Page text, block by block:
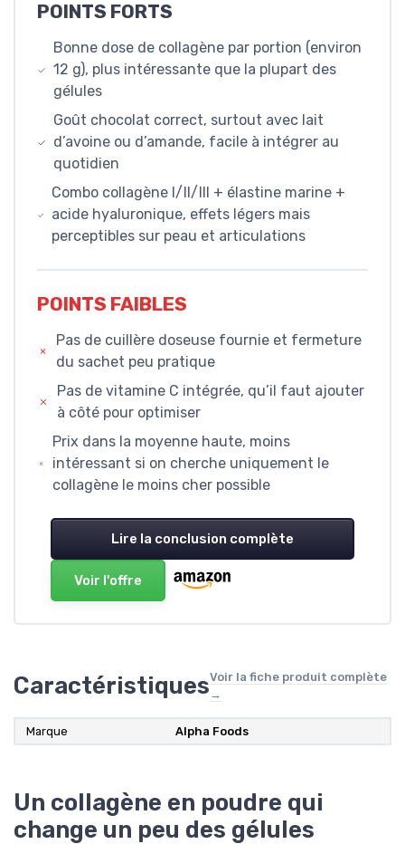
POINTS FORTS
Bonne dose de collagène par portion (environ
12 g), plus intéressante que la plupart des
gélules
Goût chocolat correct, surtout avec lait
d’avoine ou d’amande, facile à intégrer au
quotidien
Combo collagène I/II/III + élastine marine +
acide hyaluronique, effets légers mais
perceptibles sur peau et articulations
POINTS FAIBLES
Pas de cuillère doseuse fournie et fermeture
du sachet peu pratique
Pas de vitamine C intégrée, qu’il faut ajouter
à côté pour optimiser
Prix dans la moyenne haute, moins
intéressant si on cherche uniquement le
collagène le moins cher possible
Lire la conclusion complète
Voir l'offre
CaractéristiquesVoir la fiche produit complète
→
Marque Alpha Foods
Un collagène en poudre qui
change un peu des gélules